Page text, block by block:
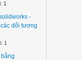
1
-
đối tượng
1